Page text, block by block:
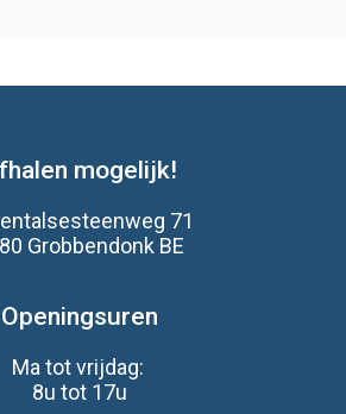
mogelijk!
71
Grobbendonk BE
Openingsuren
Ma tot vrijdag:
8u tot 17u